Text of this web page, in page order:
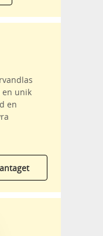
en unik
en